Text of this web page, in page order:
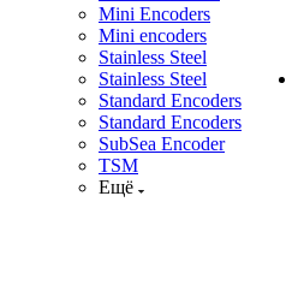
Mini Encoders
Mini encoders
Stainless Steel
Stainless Steel
Standard Encoders
Standard Encoders
SubSea Encoder
TSM
Ещё